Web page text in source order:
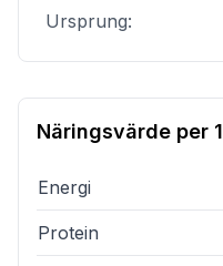
Ursprung:
Näringsvärde per
Energi
Protein